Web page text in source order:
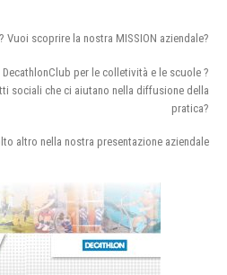
Vuoi scoprire la nostra MISSION aziendale?
per le colletività e le scuole ?
sociali che ci aiutano nella diffusione della
pratica?
altro nella nostra presentazione aziendale